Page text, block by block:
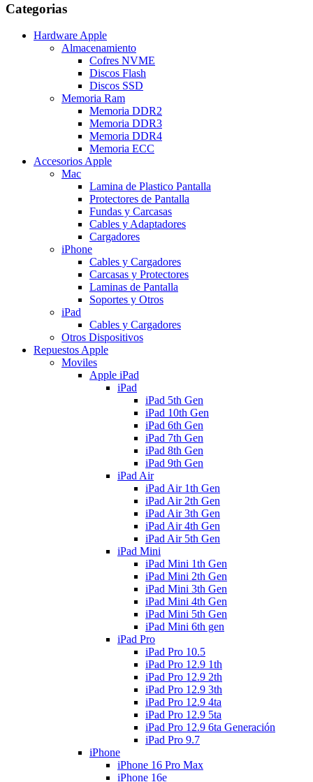
Categorias
Hardware Apple
Almacenamiento
Cofres NVME
Discos Flash
Discos SSD
Memoria Ram
Memoria DDR2
Memoria DDR3
Memoria DDR4
Memoria ECC
Accesorios Apple
Mac
Lamina de Plastico Pantalla
Protectores de Pantalla
Fundas y Carcasas
Cables y Adaptadores
Cargadores
iPhone
Cables y Cargadores
Carcasas y Protectores
Laminas de Pantalla
Soportes y Otros
iPad
Cables y Cargadores
Otros Dispositivos
Repuestos Apple
Moviles
Apple iPad
iPad
iPad 5th Gen
iPad 10th Gen
iPad 6th Gen
iPad 7th Gen
iPad 8th Gen
iPad 9th Gen
iPad Air
iPad Air 1th Gen
iPad Air 2th Gen
iPad Air 3th Gen
iPad Air 4th Gen
iPad Air 5th Gen
iPad Mini
iPad Mini 1th Gen
iPad Mini 2th Gen
iPad Mini 3th Gen
iPad Mini 4th Gen
iPad Mini 5th Gen
iPad Mini 6th gen
iPad Pro
iPad Pro 10.5
iPad Pro 12.9 1th
iPad Pro 12.9 2th
iPad Pro 12.9 3th
iPad Pro 12.9 4ta
iPad Pro 12.9 5ta
iPad Pro 12.9 6ta Generación
iPad Pro 9.7
iPhone
iPhone 16 Pro Max
iPhone 16e